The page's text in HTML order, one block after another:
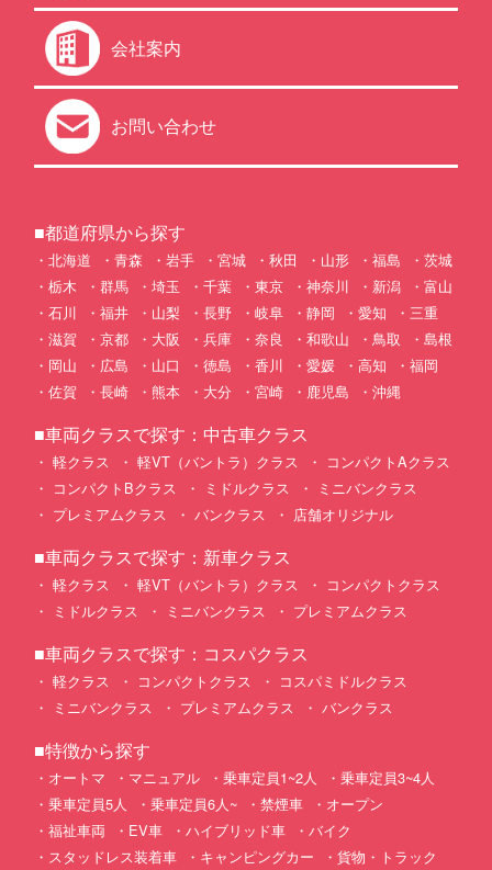
会社案内
お問い合わせ
■都道府県から探す
北海道 青森 岩手 宮城 秋田 山形 福島
茨城
栃木
群馬 埼玉 千葉 東京 神奈川 新潟
富山
石川
福井 山梨 長野 岐阜 静岡 愛知
三重
滋賀
京都 大阪 兵庫 奈良 和歌山 鳥取
島根
岡山
広島 山口 徳島 香川 愛媛 高知
福岡
佐賀
長崎 熊本 大分 宮崎 鹿児島 沖縄
■車両クラスで探す：中古車クラス
軽クラス 軽VT（バントラ）クラス
コンパクトAクラス
コンパクトBクラス
ミドルクラス
ミニバンクラス
プレミアムクラス
バンクラス 店舗オリジナル
■車両クラスで探す：新車クラス
軽クラス 軽VT（バントラ）クラス
コンパクトクラス
ミドルクラス
ミニバンクラス プレミアムクラス
■車両クラスで探す：コスパクラス
軽クラス コンパクトクラス
コスパミドルクラス
ミニバンクラス
プレミアムクラス バンクラス
■特徴から探す
オートマ マニュアル 乗車定員1~2人
乗車定員3~4人
乗車定員5人
乗車定員6人~ 禁煙車
オープン
福祉車両
EV車 ハイブリッド車
バイク
スタッドレス装着車
キャンピングカー 貨物・トラック